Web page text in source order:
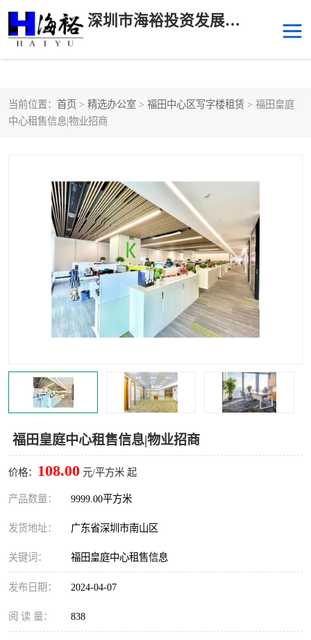
深圳市海裕投资发展有限公司
当前位置： 首页 > 精选办公室 > 福田中心区写字楼租赁 > 福田皇庭
中心租售信息|物业招商
福田皇庭中心租售信息|物业招商
价格： 108.00 元/平方米 起
产品数量： 9999.00平方米
发货地址： 广东省深圳市南山区
关键词： 福田皇庭中心租售信息
发布日期： 2024-04-07
阅 读 量： 838
后海
深圳湾科技生态园
福田中心区写字楼租赁 宝安中心区
福田车公庙
罗湖水贝 南山南油
罗湖区
兴东 石岩
车公庙
中心区
南山区
深圳超级总部基地 后海